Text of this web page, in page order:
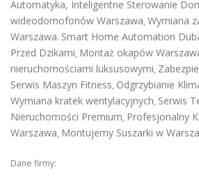
Automatyka, Inteligentne Sterowanie
wideodomofonów Warszawa, Wymiana
Warszawa. Smart Home Automation
Przed Dzikami, Montaż okapów
nieruchomościami luksusowymi,
Serwis Maszyn Fitness, Odgrzybianie
Wymiana kratek wentylacyjnych, Serwis
Nieruchomości Premium, Profesjonalny
Warszawa, Montujemy Suszarki w
Dane firmy: